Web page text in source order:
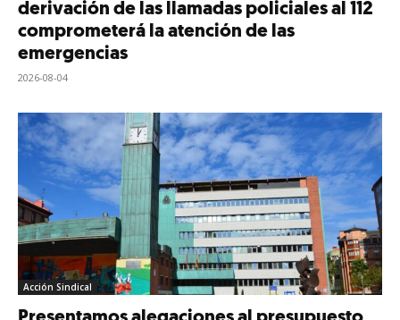
derivación de las llamadas policiales al 112
comprometerá la atención de las
emergencias
2026-08-04
Acción Sindical